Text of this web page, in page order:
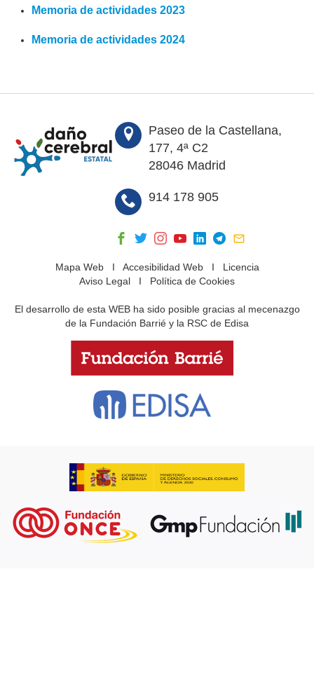
Memoria de actividades 2023
Memoria de actividades 2024
Paseo de la Castellana,
177, 4ª C2
28046 Madrid
914 178 905
Mapa WebI Accesibilidad WebI Licencia
Aviso Legal I Política de Cookies
El desarrollo de esta WEB ha sido posible gracias al mecenazgo
de la Fundación Barrié y la RSC de Edisa